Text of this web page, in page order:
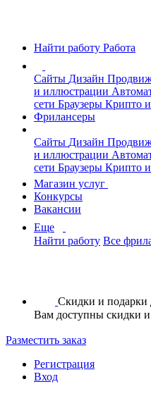
Найти работу Работа
Сайты Дизайн
и иллюстрации
сети Браузеры Крипто
Фрилансеры
Сайты Дизайн
и иллюстрации
сети Браузеры Крипто
Магазин услуг
Конкурсы
Вакансии
Еще
Найти работу Все
Скидки и подарки
Вам доступны скидки
Разместить заказ
Регистрация
Вход